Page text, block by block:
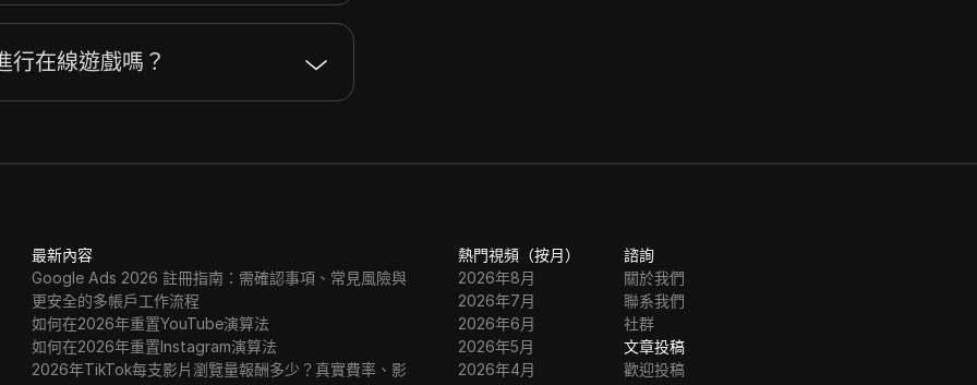
行在線遊戲嗎？
最新內容
Google Ads 2026 註冊指南：需確認事項、常見風險與
更安全的多帳戶工作流程
如何在2026年重置YouTube演算法
如何在2026年重置Instagram演算法
2026年TikTok每支影片瀏覽量報酬多少？真實費率、影
熱門視頻（按月）
2026年8月
2026年7月
2026年6月
2026年5月
2026年4月
諮詢
關於我們
聯系我們
社群
文章投稿
歡迎投稿